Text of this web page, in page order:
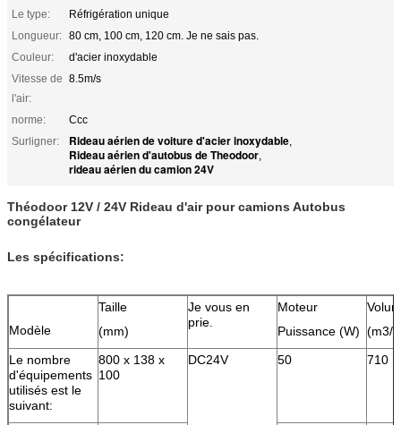
Le type:
Réfrigération unique
Longueur: 80 cm, 100 cm, 120 cm. Je ne sais pas.
Couleur:
d'acier inoxydable
Vitesse de
l'air:
8.5m/s
norme:
Ccc
Surligner:
Rideau aérien de voiture d'acier inoxydable,
Rideau aérien d'autobus de Theodoor,
rideau aérien du camion 24V
Théodoor 12V / 24V Rideau d'air pour camions Autobus
congélateur
Les spécifications:
Modèle
Taille
(mm)
Je vous en
prie.
Moteur
Puissance (W) (m3/
Le nombre
d'équipements
utilisés est le
suivant:
800 x 138 x
100
DC24V 50 710